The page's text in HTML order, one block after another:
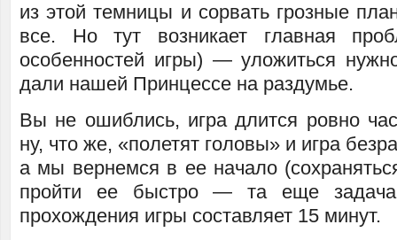
из этой темницы и сорвать грозные
все. Но тут возникает главная
особенностей игры) — уложиться
дали нашей Принцессе на раздумье.
Вы не ошиблись, игра длится ровно
ну, что же, «полетят головы» и игра
а мы вернемся в ее начало
пройти ее быстро — та еще
прохождения игры составляет 15 минут.